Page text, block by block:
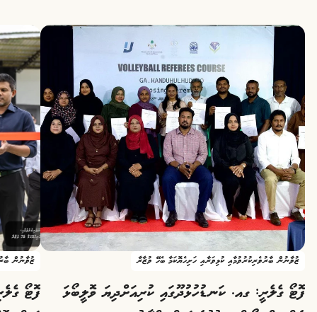
ޒުވާނުން ބާރުވެރިކުރުވުމާއި ކުޅިވަރާއި ހަށިހެޔޮކަމާ ބެހޭ ވުޒާރާ
ފޮޓޯ ގެލެރީ: ގއ. ކަނޑުހުޅުދޫގައި ކުރިއަށްދިޔަ ވޮލީބޯޅަ
ޒުވާނުން
ފޮޓޯ